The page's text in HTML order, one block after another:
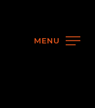
MENU